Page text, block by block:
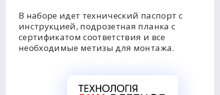
В наборе идет технический паспорт с
инструкцией, подрозетная планка с
сертификатом соответствия и все
необходимые метизы для монтажа.